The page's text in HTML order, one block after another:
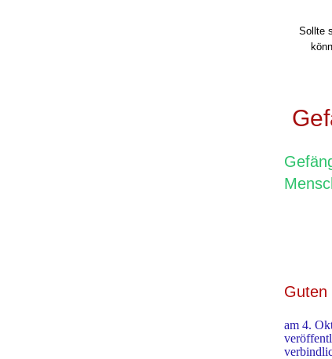
Sollte
Guten
am 4.